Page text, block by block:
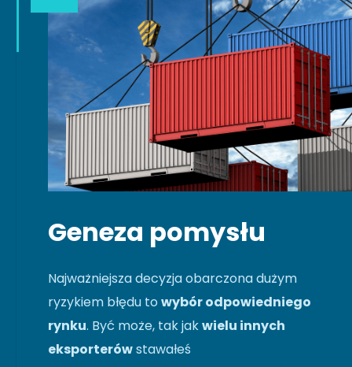
Geneza pomysłu
Najważniejsza decyzja obarczona dużym
ryzykiem błędu to wybór odpowiedniego
rynku. Być może, tak jakwielu innych
eksporterówstawałeś